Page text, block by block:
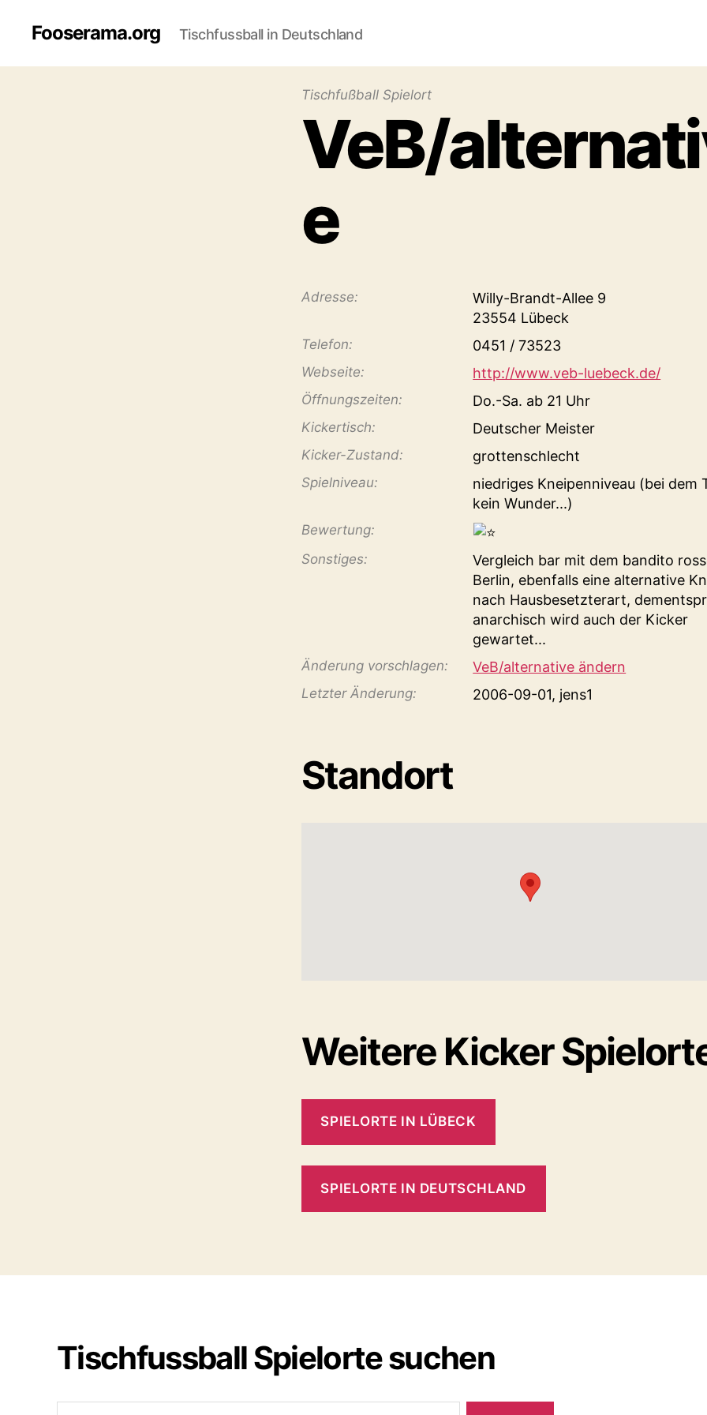
Fooserama.org Tischfussball in Deutschland
Tischfußball Spielort
VeB/
e
Adresse:
Willy-Brandt-Allee 9
23554 Lübeck
Telefon: 0451 / 73523
Webseite: http://www.veb-luebeck.de/
Öffnungs­zeiten: Do.-Sa. ab 21 Uhr
Kicker­tisch: Deutscher Meister
Kicker-Zustand: grottenschlecht
Spiel­niveau:
niedriges Kneipenniveau (bei dem
kein Wunder...)
Bewertung:
Sonstiges:
Vergleich bar mit dem bandito
Berlin, ebenfalls eine alternative
nach Hausbesetzterart,
anarchisch wird auch der Kicker
gewartet...
Änderung vorschlagen: VeB/alternative ändern
Letzter Änderung: 2006-09-01, jens1
Standort
Weitere Kicker
SPIELORTE IN LÜBECK
SPIELORTE IN DEUTSCHLAND
Tischfussball Spielorte suchen